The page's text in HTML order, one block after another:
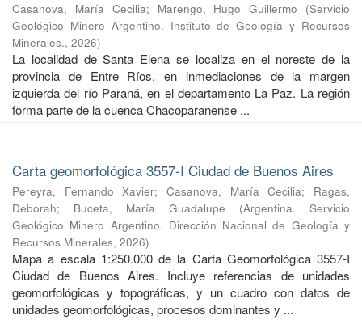
Casanova, María Cecilia; Marengo, Hugo Guillermo (Servicio
Geológico Minero Argentino. Instituto de Geología y Recursos
Minerales., 2026)
La localidad de Santa Elena se localiza en el noreste de la
provincia de Entre Ríos, en inmediaciones de la margen
izquierda del río Paraná, en el departamento La Paz. La región
forma parte de la cuenca Chacoparanense ...
Carta geomorfológica 3557-I Ciudad de Buenos Aires
Pereyra, Fernando Xavier;Casanova, María Cecilia; Ragas,
Deborah; Buceta, María Guadalupe (Argentina. Servicio
Geológico Minero Argentino. Dirección Nacional de Geología y
Recursos Minerales, 2026)
Mapa a escala 1:250.000 de la Carta Geomorfológica 3557-I
Ciudad de Buenos Aires. Incluye referencias de unidades
geomorfológicas y topográficas, y un cuadro con datos de
unidades geomorfológicas, procesos dominantes y ...